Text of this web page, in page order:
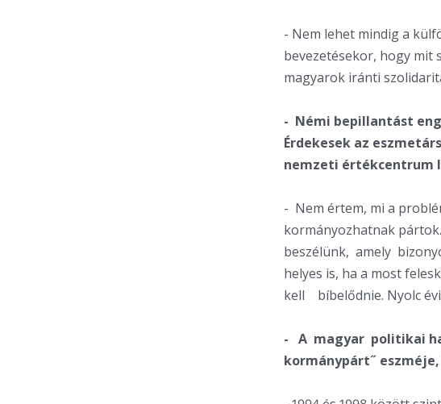
- Nem lehet mindig a
bevezetésekor, hogy
magyarok iránti
- Némi bepillantást
Érdekesek az
nemzeti értékcentrum
- Nem értem, mi a
kormányozhatnak
beszélünk, amely
helyes is, ha a most
kell bíbelődnie. Nyolc
- A magyar politikai
kormánypárt˝